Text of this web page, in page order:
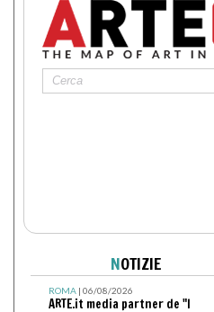
NOTIZIE
ROMA| 06/08/2026
ARTE.it media partner de "I